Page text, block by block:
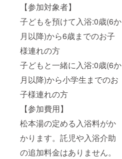
【参加対象者】
子どもを預けて入浴:0歳(6か
月以降)から6歳までのお子
様連れの方
子どもと一緒に入浴:0歳(6か
月以降)から小学生までのお
子様連れの方
【参加費用】
松本湯の定める入浴料がか
かります。託児や入浴介助
の追加料金はありません。